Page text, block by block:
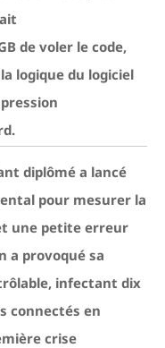
de voler le code,
logique du logiciel
diplômé a lancé
pour mesurer la
une petite erreur
a provoqué sa
infectant dix
connectés en
crise